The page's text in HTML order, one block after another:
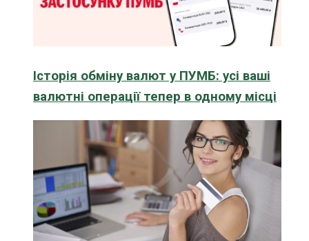
Історія обміну валют у ПУМБ: усі ваші
валютні операції тепер в одному місці